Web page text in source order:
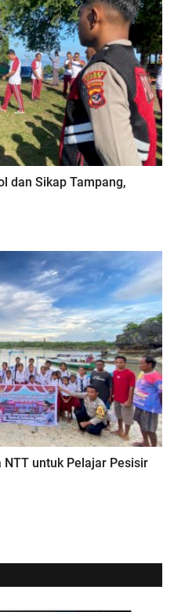
dan Sikap Tampang,
untuk Pelajar Pesisir